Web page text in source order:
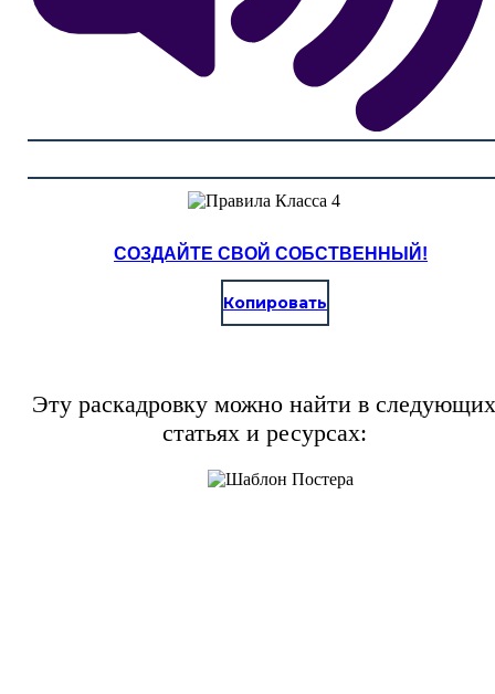
СОЗДАЙТЕ СВОЙ СОБСТВЕННЫЙ!
Копировать
Эту раскадровку можно найти в следующих
статьях и ресурсах: